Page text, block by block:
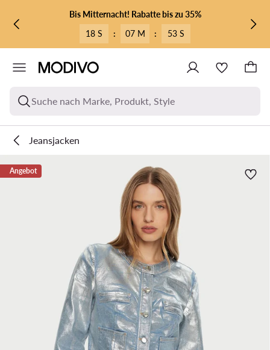
ZUM HAUPTINHALT SPRINGEN
Bis Mitternacht! Rabatte bis zu 35%
18 S
: 07 M : 51 S
Suche nach Marke, Produkt, Style
Jeansjacken
Angebot